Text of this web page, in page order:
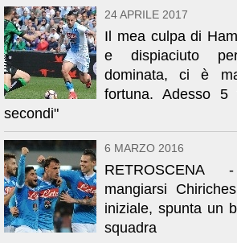
24 APRILE 2017
Il mea culpa di
e dispiaciuto
dominata, ci è
fortuna. Adesso 5
secondi"
6 MARZO 2016
mangiarsi
iniziale, spunta un
squadra